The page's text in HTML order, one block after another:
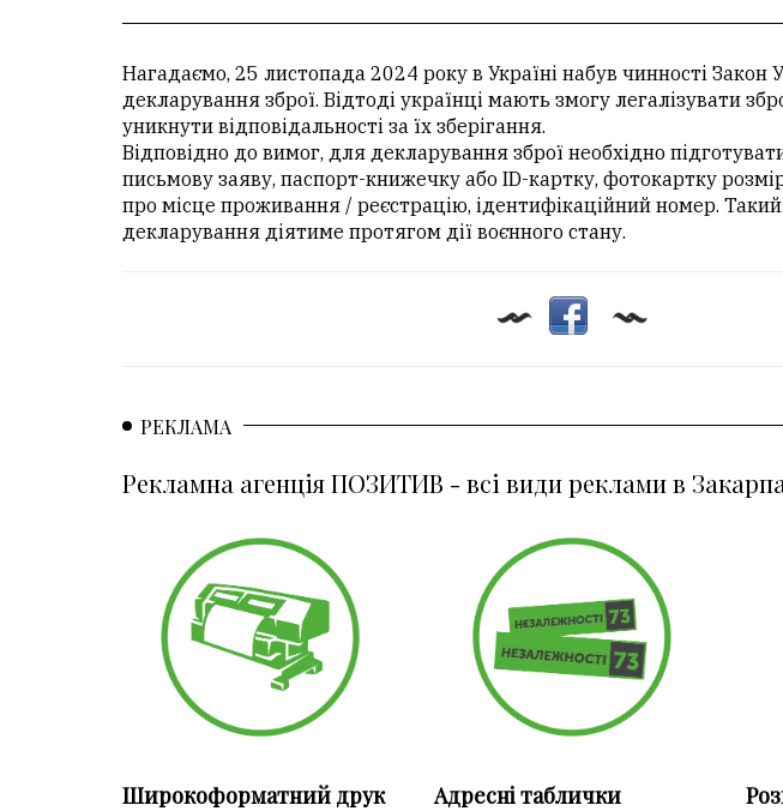
Нагадаємо, 25 листопада 2024 року в Україні набув чинності Закон
декларування зброї. Відтоді українці мають змогу легалізувати
уникнути відповідальності за їх зберігання.
Відповідно до вимог, для декларування зброї необхідно
письмову заяву, паспорт-книжечку або ID-картку, фотокартку
про місце проживання / реєстрацію, ідентифікаційний номер.
декларування діятиме протягом дії воєнного стану.
РЕКЛАМА
Рекламна агенція ПОЗИТИВ - всі види реклами в
Широкоформатний друк Адресні таблички